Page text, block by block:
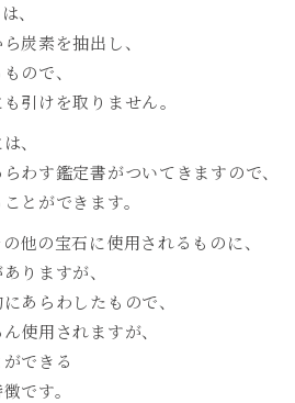
、
炭素を抽出し、
ので、
引けを取りません。
、
わす鑑定書がついてきますので、
とができます。
他の宝石に使用されるものに、
りますが、
あらわしたもので、
使用されますが、
できる
です。